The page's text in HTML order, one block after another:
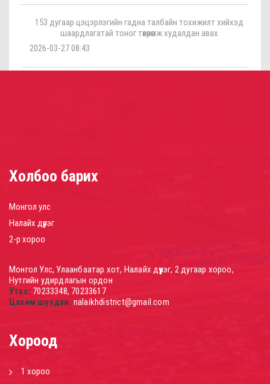
153 дугаар цэцэрлэгийн гадна талбайн тохижилт хийхэд
шаардлагатай тоног төхөөрөмж худалдан авах
2026-03-27 08:43
Холбоо барих
Монгол улс
Налайх дүүрэг
2-р хороо
Монгол Улс, Улаанбаатар хот, Налайх дүүрэг, 2 дугаар хороо,
Нутгийн удирдлагын ордон
Утас: 70233348, 70233617
Цахим шуудан: nalaikhdistrict@gmail.com
Хороод
1 хороо